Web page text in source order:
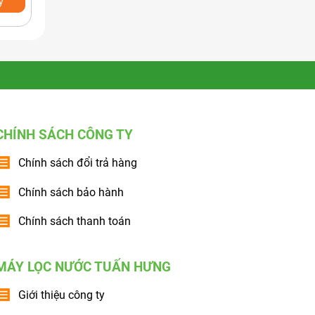
SÁCH CÔNG TY
Chính sách đổi trả hàng
Chính sách bảo hành
Chính sách thanh toán
LỌC NƯỚC TUẤN HƯNG
Giới thiệu công ty